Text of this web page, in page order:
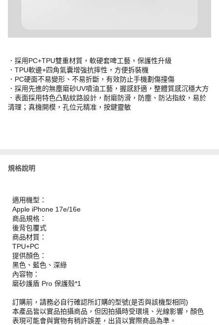
．採用PC+TPU雙重材質，軟硬套啤工藝，保護性升級
．TPU軟邊+四角氣囊增強抗摔性，方便拆裝機
．PC硬面不易變形、不易折斷，有效防止手機劃傷撞傷
．採用先進的無塵磨砂UV噴油工藝，握感舒適，整體質感沉穩大方
．表面採用特色凸點紋路設計，耐磨防滑，防塵、防沾指紋，易於
清理；真機開模，孔位元精准，按鍵靈敏
規格說明
適用機型：
Apple iPhone 17e/16e
商品規格：
後背包覆式
商品材質：
TPU+PC
提供顏色：
黑色、藍色、深綠
內容物：
磨砂護盾 Pro 保護殼*1
訂購前，請務必自行確認所訂購的型號(是否與該機型相同)
本產品皆以實品拍攝商品，但因拍攝時受環境、光線影響，顏色
表現可能會與實物有稍許誤差，出貨以實際商品為準。